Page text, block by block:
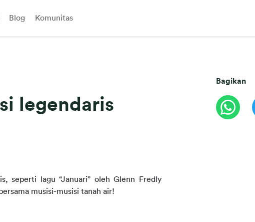
Blog Komunitas
legendaris
seperti lagu “Januari” oleh Glenn Fredly
musisi-musisi tanah air!
Bagikan